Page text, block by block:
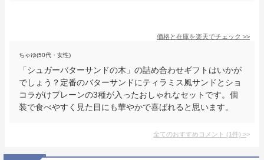
価格と在庫を楽天でチェック >>
ちゃゆ(50代・女性)
「シュガーバターサンドの木」の詰め合わせギフトはいかが
でしょう？定番のバターサンドにティラミス風サンドとショ
コラがけプレーンの3種が入ったおしゃれなセットです。個
装で食べやすく見た目にも華やかで喜ばれると思います。
全てのおすすめコメント (1件) >